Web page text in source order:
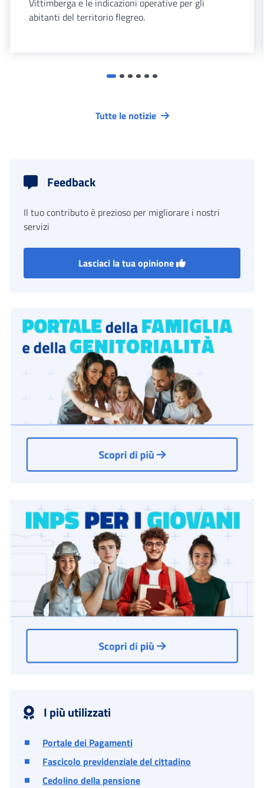
Vittimberga e le indicazioni operative per gli
abitanti del territorio flegreo.
Tutte le notizie
Feedback
Il tuo contributo è prezioso per migliorare i nostri
servizi
Lasciaci la tua opinione
I più utilizzati
Portale dei Pagamenti
Fascicolo previdenziale del cittadino
Cedolino della pensione